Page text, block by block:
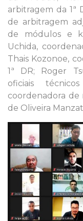
arbitragem da 1ª
de arbitragem
de módulos e
Uchida,
Thais Kozonoe,
1ª DR; Roger
oficiais
coordenadora de
de Oliveira